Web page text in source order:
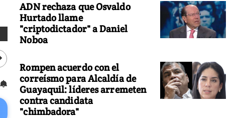
ADN rechaza que Osvaldo
Hurtado llame
"criptodictador" a Daniel
Noboa
Rompen acuerdo con el
correísmo para Alcaldía de
Guayaquil: líderes arremeten
contra candidata
"chimbadora"